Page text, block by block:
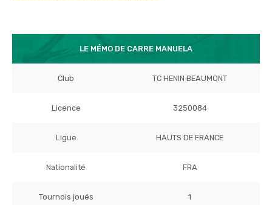
LE MÉMO DE CARRE MANUELA
Club TC HENIN BEAUMONT
Licence 3250084
Ligue HAUTS DE FRANCE
Nationalité FRA
Tournois joués 1